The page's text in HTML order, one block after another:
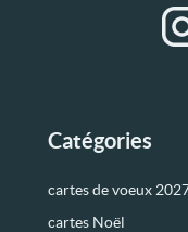
Catégories
cartes de voeux
cartes Noël